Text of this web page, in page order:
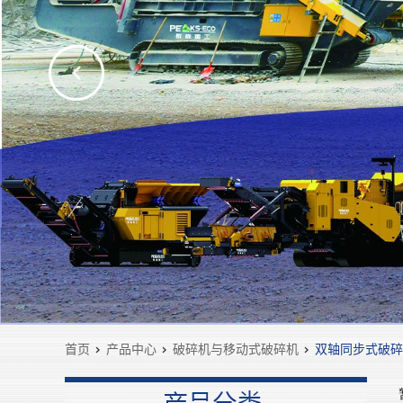
首页 > 产品中心 > 破碎机与移动式破碎机 > 双轴同步式破